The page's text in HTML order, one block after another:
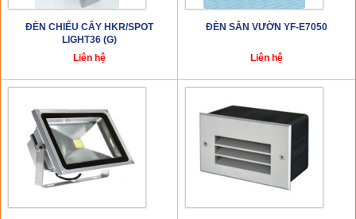
ĐÈN CHIẾU CÂY HKR/SPOT
LIGHT36 (G)
Liên hệ
ĐÈN SÂN VƯỜN YF-E7050
Liên hệ